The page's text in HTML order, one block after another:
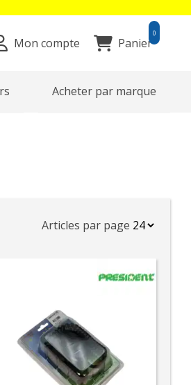
Mon compte Panier
0
Acheter par marque
Articles par page